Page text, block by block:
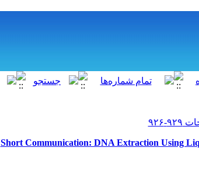
Short Communication: DNA Extraction Using